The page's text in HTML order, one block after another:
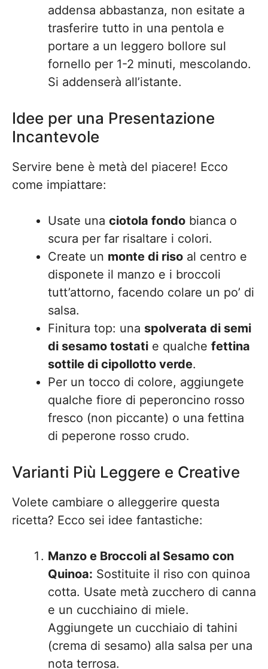
addensa abbastanza, non esitate a
trasferire tutto in una pentola e
portare a un leggero bollore sul
fornello per 1-2 minuti, mescolando.
Si addenserà all’istante.
Idee per una Presentazione
Incantevole
Servire bene è metà del piacere! Ecco
come impiattare:
Usate una ciotola fondo bianca o
scura per far risaltare i colori.
Create un monte di riso al centro e
disponete il manzo e i broccoli
tutt’attorno, facendo colare un po’ di
salsa.
Finitura top: una spolverata di semi
di sesamo tostati e qualche fettina
sottile di cipollotto verde.
Per un tocco di colore, aggiungete
qualche fiore di peperoncino rosso
fresco (non piccante) o una fettina
di peperone rosso crudo.
Varianti Più Leggere e Creative
Volete cambiare o alleggerire questa
ricetta? Ecco sei idee fantastiche:
Manzo e Broccoli al Sesamo con
Quinoa: Sostituite il riso con quinoa
cotta. Usate metà zucchero di canna
e un cucchiaino di miele.
Aggiungete un cucchiaio di tahini
(crema di sesamo) alla salsa per una
nota terrosa.